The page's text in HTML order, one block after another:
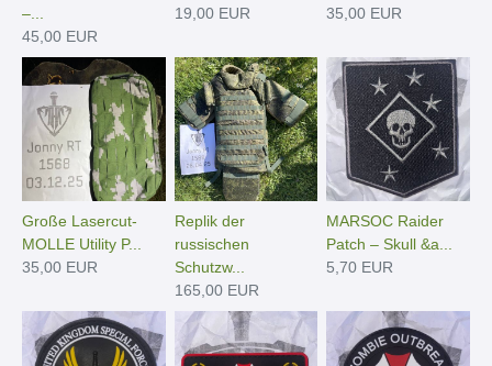
–...
45,00 EUR
19,00 EUR
35,00 EUR
Große Lasercut-
MOLLE Utility P...
35,00 EUR
Replik der
russischen
Schutzw...
165,00 EUR
MARSOC Raider
Patch – Skull &a...
5,70 EUR